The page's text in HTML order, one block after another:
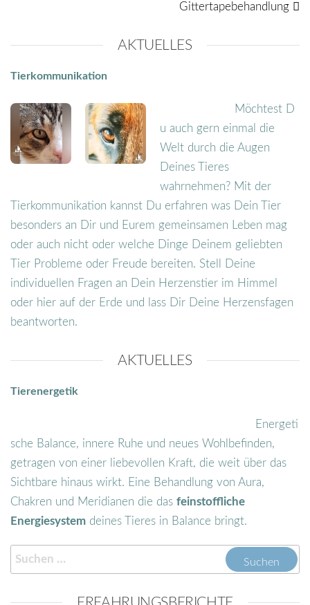
Gittertapebehandlung
AKTUELLES
Tierkommunikation
Möchtest D
u auch gern einmal die
Welt durch die Augen
Deines Tieres
wahrnehmen? Mit der
Tierkommunikation kannst Du erfahren was Dein Tier
besonders an Dir und Eurem gemeinsamen Leben mag
oder auch nicht oder welche Dinge Deinem geliebten
Tier Probleme oder Freude bereiten. Stell Deine
individuellen Fragen an Dein Herzenstier im Himmel
oder hier auf der Erde und lass Dir Deine Herzensfagen
beantworten.
AKTUELLES
Tierenergetik
Energeti
sche Balance, innere Ruhe und neues Wohlbefinden,
getragen von einer liebevollen Kraft, die weit über das
Sichtbare hinaus wirkt. Eine Behandlung von Aura,
Chakren und Meridianen die das feinstoffliche
Energiesystem deines Tieres in Balance bringt.